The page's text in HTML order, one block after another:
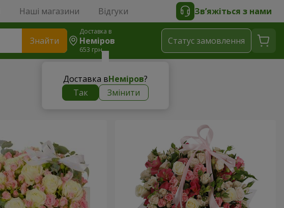
Наші магазини Відгуки Зв’яжіться з нами
Знайти
Доставка в
Неміров
653 грн
Доставка вНеміров?
Так
Змінити
Статус замовлення